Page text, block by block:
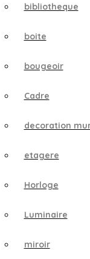
bibliotheque
boite
bougeoir
Cadre
decoration
etagere
Horloge
Luminaire
miroir